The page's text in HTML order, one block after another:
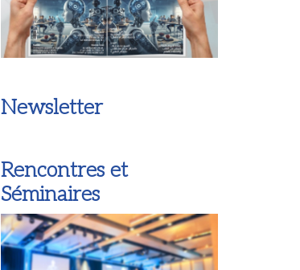
Newsletter
Rencontres et
Séminaires